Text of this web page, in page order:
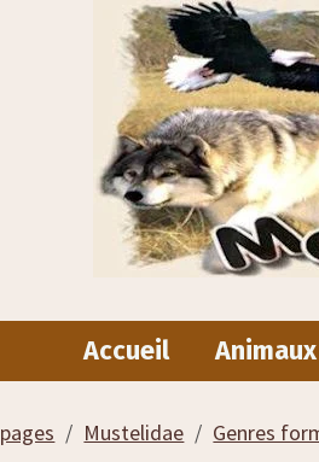
Accueil Animaux
pages Mustelidae Genres